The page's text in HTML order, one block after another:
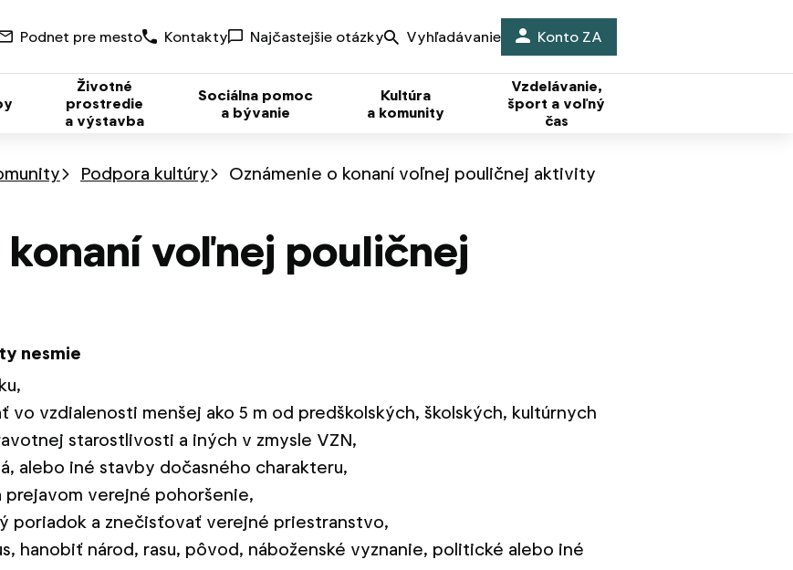
Podnet pre mesto Kontakty Najčastejšie otázky Vyhľadávanie Konto ZA
Životné
prostredie
a výstavba
Sociálna pomoc
a bývanie
Kultúra
a komunity
Vzdelávanie,
šport a voľný
čas
Podpora kultúry Oznámenie o konaní voľnej pouličnej aktivity
konaní voľnej pouličnej
nesmie
vo vzdialenosti menšej ako 5 m od predškolských, školských, kultúrnych
starostlivosti a iných v zmysle VZN,
alebo iné stavby dočasného charakteru,
prejavom verejné pohoršenie,
poriadok a znečisťovať verejné priestranstvo,
hanobiť národ, rasu, pôvod, náboženské vyznanie, politické alebo iné